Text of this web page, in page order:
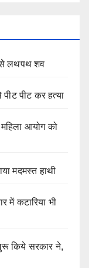
से लथपथ शव
पीट कर हत्या
आयोग को
मदमस्त हाथी
में कटारिया भी
किये सरकार ने,